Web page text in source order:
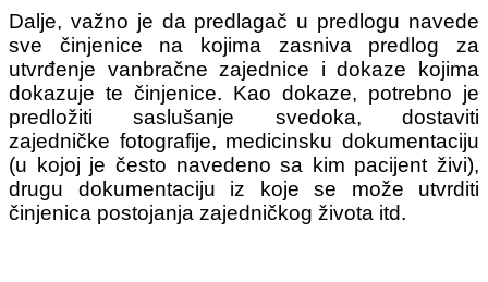
Dalje, važno je da predlagač u predlogu navede
sve činjenice na kojima zasniva predlog za
utvrđenje vanbračne zajednice i dokaze kojima
dokazuje te činjenice. Kao dokaze, potrebno je
predložiti saslušanje svedoka, dostaviti
zajedničke fotografije, medicinsku dokumentaciju
(u kojoj je često navedeno sa kim pacijent živi),
drugu dokumentaciju iz koje se može utvrditi
činjenica postojanja zajedničkog života itd.